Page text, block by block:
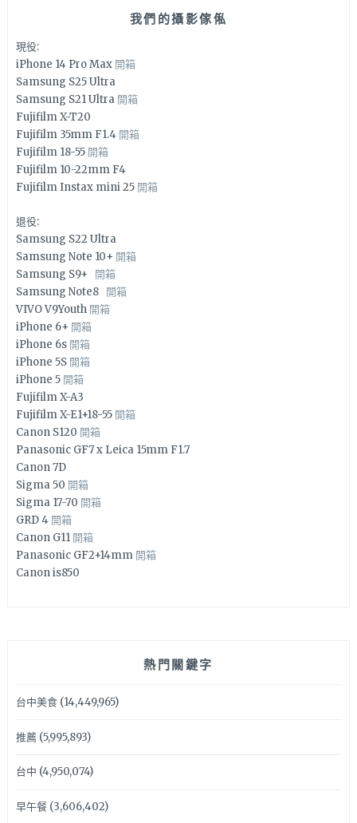
我們的攝影傢俬
現役:
iPhone 14 Pro Max 開箱
Samsung S25 Ultra
Samsung S21 Ultra 開箱
Fujifilm X-T20
Fujifilm 35mm F1.4 開箱
Fujifilm 18-55 開箱
Fujifilm 10-22mm F4
Fujifilm Instax mini 25 開箱
退役:
Samsung S22 Ultra
Samsung Note 10+ 開箱
Samsung S9+ 開箱
Samsung Note8 開箱
VIVO V9Youth 開箱
iPhone 6+ 開箱
iPhone 6s 開箱
iPhone 5S 開箱
iPhone 5 開箱
Fujifilm X-A3
Fujifilm X-E1+18-55 開箱
Canon S120 開箱
Panasonic GF7 x Leica 15mm F1.7
Canon 7D
Sigma 50 開箱
Sigma 17-70 開箱
GRD 4 開箱
Canon G11 開箱
Panasonic GF2+14mm 開箱
Canon is850
熱門關鍵字
台中美食(14,449,965)
推薦(5,995,893)
台中 (4,950,074)
早午餐(3,606,402)